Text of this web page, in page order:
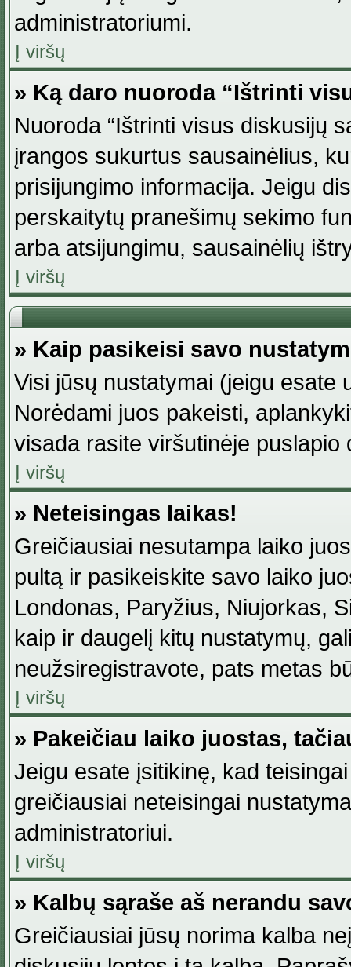
administratoriumi.
Į viršų
» Ką daro nuoroda “Ištrinti
Nuoroda “Ištrinti visus diskusijų
įrangos sukurtus sausainėlius,
prisijungimo informacija. Jeigu
perskaitytų pranešimų sekimo
arba atsijungimu, sausainėlių
Į viršų
» Kaip pasikeisi savo
Visi jūsų nustatymai (jeigu esate
Norėdami juos pakeisti,
visada rasite viršutinėje
Į viršų
» Neteisingas laikas!
Greičiausiai nesutampa laiko
pultą ir pasikeiskite savo laiko
Londonas, Paryžius, Niujorkas,
kaip ir daugelį kitų nustatymų,
neužsiregistravote, pats metas
Į viršų
» Pakeičiau laiko juostas,
Jeigu esate įsitikinę, kad
greičiausiai neteisingai
administratoriui.
Į viršų
» Kalbų sąraše aš nerandu
Greičiausiai jūsų norima kalba